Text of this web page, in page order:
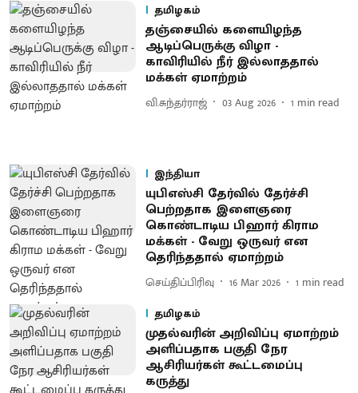
தமிழகம்
தஞ்சையில் களையிழந்த
ஆடிப்பெருக்கு விழா -
காவிரியில் நீர் இல்லாததால்
மக்கள் ஏமாற்றம்
வி.சுந்தர்ராஜ் 03 Aug 2026 1 min read
இந்தியா
யுபிஎஸ்சி தேர்வில் தேர்ச்சி
பெற்றதாக இளைஞரை
கொண்டாடிய பிஹார் கிராம
மக்கள் - வேறு ஒருவர் என
தெரிந்ததால் ஏமாற்றம்
செய்திப்பிரிவு 16 Mar 2026 1 min read
தமிழகம்
முதல்வரின் அறிவிப்பு ஏமாற்றம்
அளிப்பதாக பகுதி நேர
ஆசிரியர்கள் கூட்டமைப்பு
கருத்து